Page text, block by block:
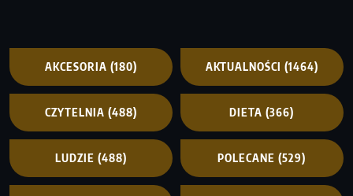
AKCESORIA (180) AKTUALNOŚCI (1464)
CZYTELNIA (488) DIETA (366)
LUDZIE (488) POLECANE (529)